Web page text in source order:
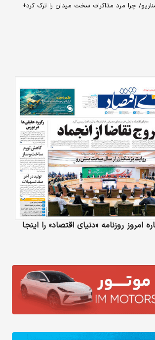
ظریف در ۴ سناریو/ چرا مرد مذاکرات سخت میدان را ترک کرد+
روزنامه «دنیای‌ اقتصاد» را اینجا